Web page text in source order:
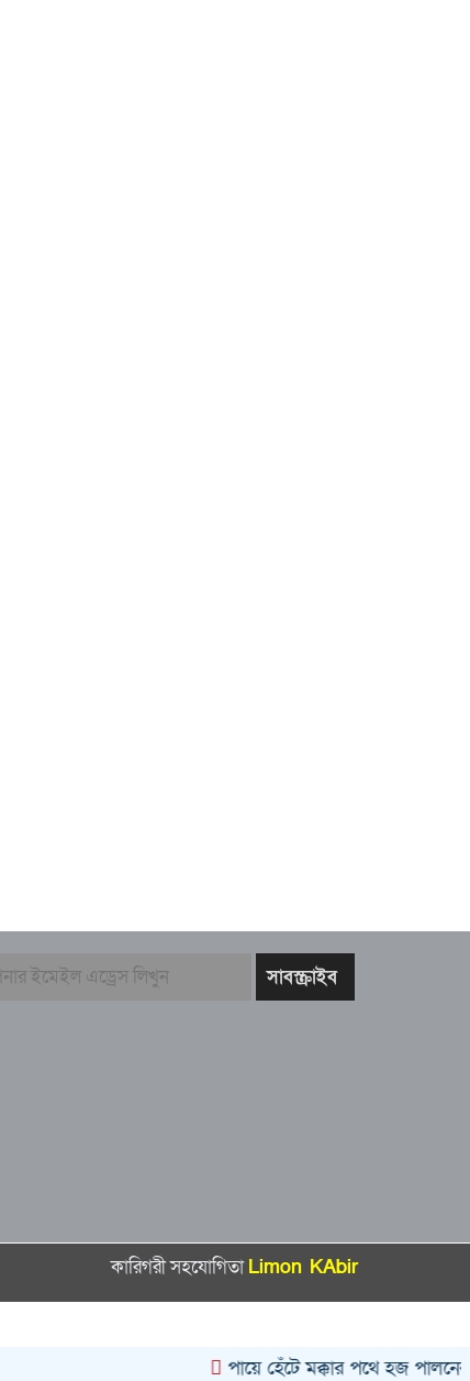
পায়ে হেঁটে মক্কার পথে হজ পালনের
কারিগরী সহযোগিতাLimon KAbir